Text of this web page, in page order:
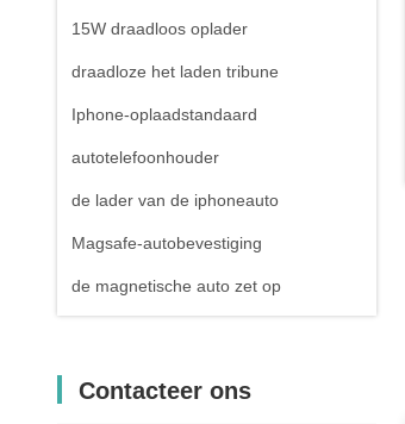
15W draadloos oplader
draadloze het laden tribune
Iphone-oplaadstandaard
autotelefoonhouder
de lader van de iphoneauto
Magsafe-autobevestiging
de magnetische auto zet op
Contacteer ons